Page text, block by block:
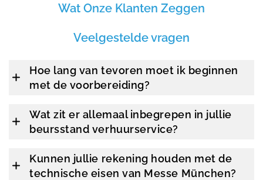
Wat Onze Klanten Zeggen
Veelgestelde vragen
Hoe lang van tevoren moet ik beginnen
met de voorbereiding?
Wat zit er allemaal inbegrepen in jullie
beursstand verhuurservice?
Kunnen jullie rekening houden met de
technische eisen van Messe München?